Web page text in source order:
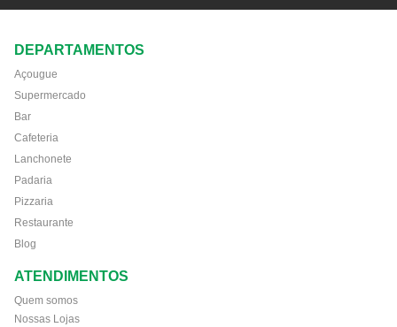
DEPARTAMENTOS
Açougue
Supermercado
Bar
Cafeteria
Lanchonete
Padaria
Pizzaria
Restaurante
Blog
ATENDIMENTOS
Quem somos
Nossas Lojas